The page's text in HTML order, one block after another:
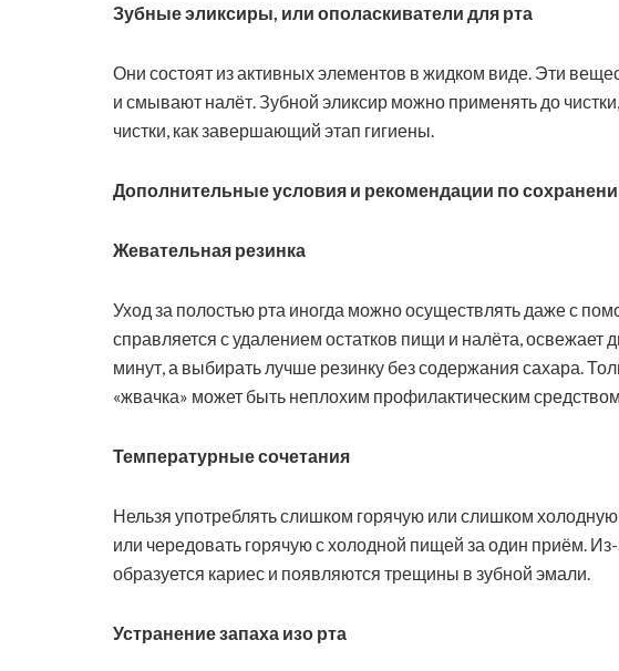
Зубные эликсиры, или ополаскиватели для рта
Они состоят из активных элементов в жидком виде. Эти
и смывают налёт. Зубной эликсир можно применять до
чистки, как завершающий этап гигиены.
Дополнительные условия и рекомендации по
Жевательная резинка
Уход за полостью рта иногда можно осуществлять даже с
справляется с удалением остатков пищи и налёта, освежает
минут, а выбирать лучше резинку без содержания сахара.
«жвачка» может быть неплохим профилактическим
Температурные сочетания
Нельзя употреблять слишком горячую или слишком
или чередовать горячую с холодной пищей за один приём.
образуется кариес и появляются трещины в зубной эмали.
Устранение запаха изо рта